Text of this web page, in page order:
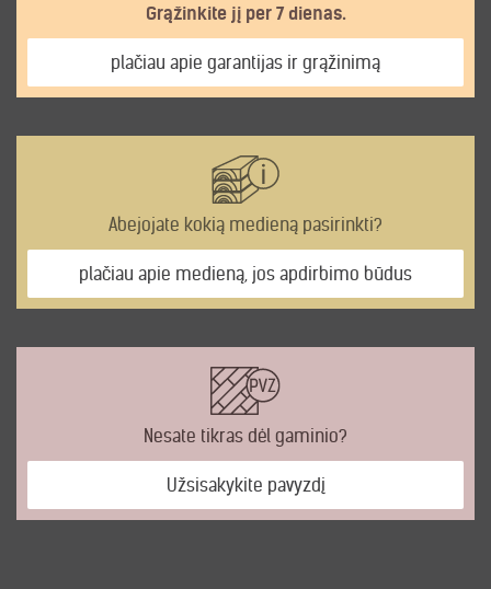
Grąžinkite jį per 7 dienas.
plačiau apie garantijas ir grąžinimą
Abejojate kokią medieną pasirinkti?
plačiau apie medieną, jos apdirbimo būdus
Nesate tikras dėl gaminio?
Užsisakykite pavyzdį